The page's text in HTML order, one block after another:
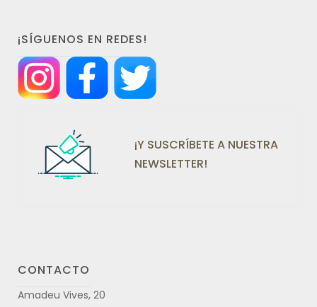
¡SÍGUENOS EN REDES!
¡Y SUSCRÍBETE A NUESTRA
NEWSLETTER!
CONTACTO
Amadeu Vives, 20